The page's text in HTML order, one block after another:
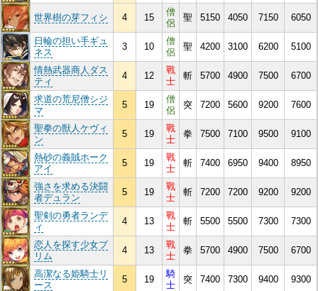
世界樹の芽フィシ 4 15
僧
侶
聖 5150 4050 7150 6050
日輪の担い手ギュ
ネス
3 10
僧
侶
聖 4200 3100 6200 5100
情熱武器商人ダス
ティ
4 12
戰
士
斬 5700 4900 7500 6700
求道の荒尼僧シジ
マ
5 19
僧
侶
突 7200 5600 9200 7600
聖拳の獣人ケヴィ
ン
5 19
戰
士
拳 7500 7100 9500 9100
熱砂の義賊ホーク
アイ
5 19
戰
士
斬 7400 6950 9400 8950
強さを求める決闘
者デュラン
5 19
戰
士
斬 7200 7200 9200 9200
聖剣の勇者ランデ
ィ
4 13
戰
士
斬 5500 5500 7300 7300
恋人を探す少女プ
リム
4 13
戰
士
拳 5700 4900 7500 6700
高潔なる姫騎士リ
ース
5 19
騎
士
突 7400 7300 9400 9300